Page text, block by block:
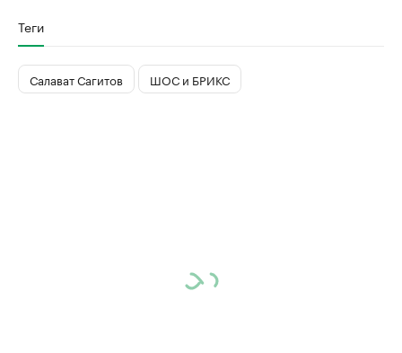
Теги
Салават Сагитов ШОС и БРИКС